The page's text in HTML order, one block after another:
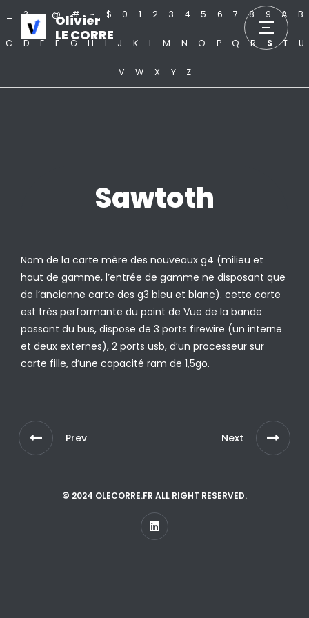
Olivier
LE CORRE
? . @ # ~ $ 0 1 2 3 4 5 6 7 8 9 A B
C D E F G H I J K L M N O P Q R S T U
V W X Y Z
Sawtoth
Nom de la carte mère des nouveaux g4 (milieu et
haut de gamme, l’entrée de gamme ne disposant que
de l’ancienne carte des g3 bleu et blanc). cette carte
est très performante du point de Vue de la bande
passant du bus, dispose de 3 ports firewire (un interne
et deux externes), 2 ports usb, d’un processeur sur
carte fille, d’une capacité ram de 1,5go.
Prev Next
© 2024 OLECORRE.FR ALL RIGHT RESERVED.